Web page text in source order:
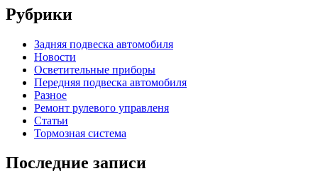
Рубрики
Задняя подвеска автомобиля
Новости
Осветительные приборы
Передняя подвеска автомобиля
Разное
Ремонт рулевого управленя
Статьи
Тормозная система
Последние записи